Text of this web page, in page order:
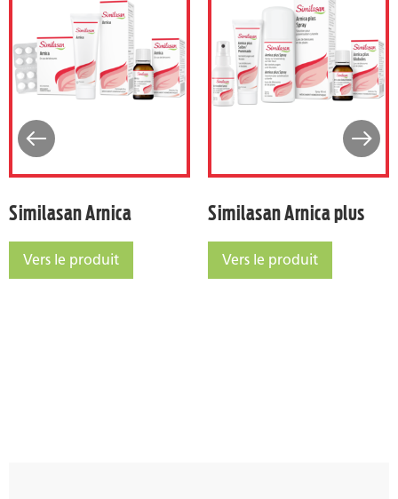
de pocheSimilasan Arnica
Similasan Arnica
Similasan Arnica
Vers le produit
Similasan
Similasan Arnica plus
Similasan Arnica plus
Vers le produit